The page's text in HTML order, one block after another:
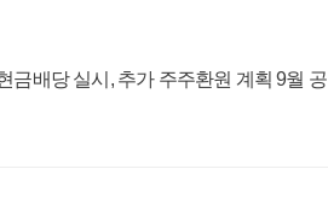
금배당 실시, 추가 주주환원 계획 9월 공